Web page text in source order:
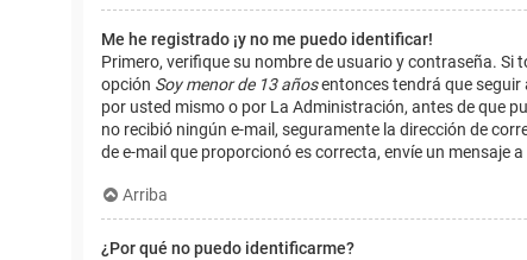
Me he registrado ¡y no me puedo identificar!
Primero, verifique su nombre de usuario y contraseña.
opción Soy menor de 13 añosentonces tendrá que seguir
por usted mismo o por La Administración, antes de que
no recibió ningún e-mail, seguramente la dirección de
de e-mail que proporcionó es correcta, envíe un mensaje
Arriba
¿Por qué no puedo identificarme?